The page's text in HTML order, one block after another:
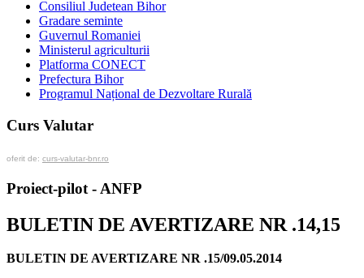
Consiliul Judetean Bihor
Gradare seminte
Guvernul Romaniei
Ministerul agriculturii
Platforma CONECT
Prefectura Bihor
Programul Național de Dezvoltare Rurală
Curs Valutar
oferit de: curs-valutar-bnr.ro
Proiect-pilot - ANFP
BULETIN DE AVERTIZARE NR .14,15
BULETIN DE AVERTIZARE NR .15/09.05.2014